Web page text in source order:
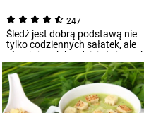
247
Śledź jest dobrą podstawą nie
tylko codziennych sałatek, ale
również tych bardziej złożonych.
Udo...